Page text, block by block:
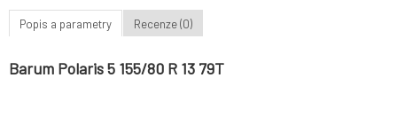
Popis a parametry Recenze (0)
Barum Polaris 5 155/80 R 13 79T